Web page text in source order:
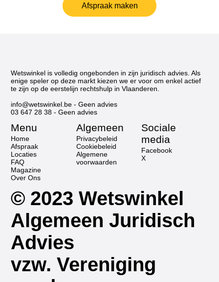
Afspraak maken
© 2023 Wetswinkel
Algemeen Juridisch
Advies
vzw. Vereniging
Wetswinkel is volledig ongebonden in zijn juridisch advies. Als
enige speler op deze markt kiezen we er voor om enkel actief
te zijn op de eerstelijn rechtshulp in Vlaanderen.
info@wetswinkel.be - Geen advies
03 647 28 38 - Geen advies
Algemeen
Privacybeleid
Cookiebeleid
Algemene
voorwaarden
Sociale
media
Facebook
X
Menu
Home
Afspraak
Locaties
FAQ
Magazine
Over Ons